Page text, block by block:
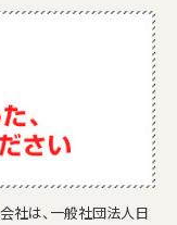
社は、一般社団法人日